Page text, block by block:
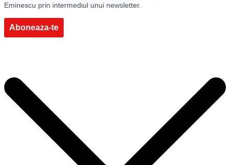
Eminescu prin intermediul unui newsletter.
Aboneaza-te